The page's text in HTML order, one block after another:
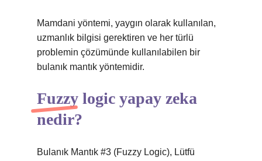
Mamdani yöntemi, yaygın olarak kullanılan,
uzmanlık bilgisi gerektiren ve her türlü
problemin çözümünde kullanılabilen bir
bulanık mantık yöntemidir.
Fuzzy logic yapay zeka
nedir?
Bulanık Mantık #3 (Fuzzy Logic), Lütfü